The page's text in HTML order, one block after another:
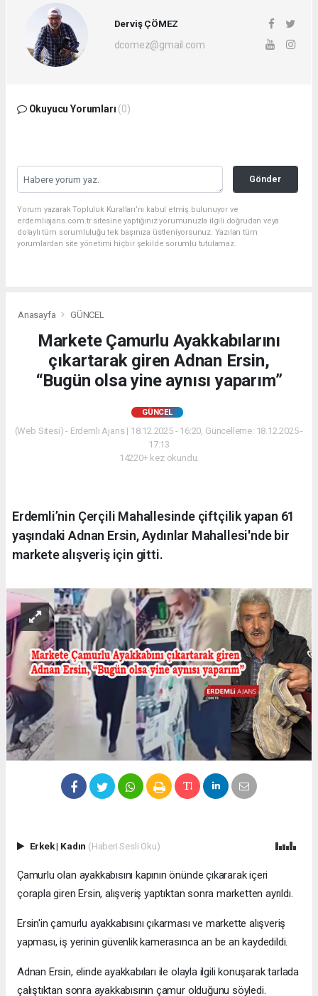
Derviş ÇÖMEZ
dcomez@gmail.com
Okuyucu Yorumları (0)
Gönder
Yorum yazarak Topluluk Kuralları’nı kabul etmiş bulunuyor ve
erdemliajans.com.tr sitesine yaptığınız yorumunuzla ilgili doğrudan veya
dolaylı tüm sorumluluğu tek başınıza üstleniyorsunuz. Yazılan tüm
yorumlardan site yönetimi hiçbir şekilde sorumlu tutulamaz.
Anasayfa GÜNCEL
Markete Çamurlu Ayakkabılarını
çıkartarak giren Adnan Ersin,
“Bugün olsa yine aynısı yaparım”
GÜNCEL
(Web Sitesi) - Erdemli Ajans | 18.12.2025 - 16:20, Güncelleme: 18.12.2025 -
17:13
14220+ kez okundu.
Erdemli’nin Çerçili Mahallesinde çiftçilik yapan 61
yaşındaki Adnan Ersin, Aydınlar Mahallesi'nde bir
markete alışveriş için gitti.
Erkek| Kadın (Haberi Sesli Oku)
Çamurlu olan ayakkabısını kapının önünde çıkararak içeri
çorapla giren Ersin, alışveriş yaptıktan sonra marketten ayrıldı.
Ersin'in çamurlu ayakkabısını çıkarması ve markette alışveriş
yapması, iş yerinin güvenlik kamerasınca an be an kaydedildi.
Adnan Ersin, elinde ayakkabıları ile olayla ilgili konuşarak tarlada
çalıştıktan sonra ayakkabısının çamur olduğunu söyledi.